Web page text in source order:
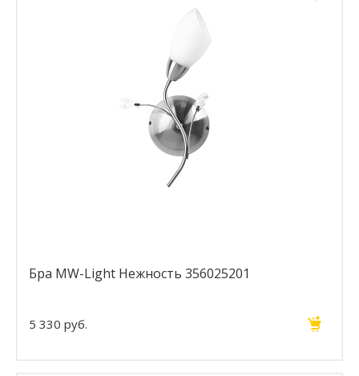
Бра MW-Light Нежность 356025201
5 330 руб.